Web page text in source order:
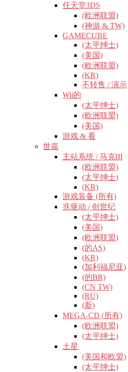
任天堂3DS
(欧洲联盟)
(神游 & TW)
GAMECUBE
(太平绅士)
(美国)
(欧洲联盟)
(KR)
不转售 / 演示
Wii的
(太平绅士)
(欧洲联盟)
(美国)
游戏 & 看
世嘉
主站系统 / 马克III
(欧洲联盟)
(太平绅士)
(KR)
游戏装备 (所有)
兆驱动 / 创世纪
(太平绅士)
(美国)
(欧洲联盟)
(的AS)
(KR)
(加利福尼亚)
(的BR)
(CN TW)
(RU)
(新)
MEGA-CD (所有)
(欧洲联盟)
(太平绅士)
土星
(美国和欧盟)
(太平绅士)